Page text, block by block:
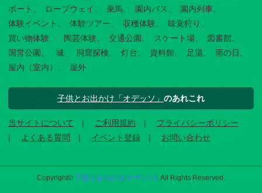
ボート
ロープウェイ 乗馬 園内バス
園内列車
体験イベント
体験ツアー 収穫体験
味覚狩り
買い物体験
陶芸体験 交通公園 スケート場
図書館
国営公園
城 洞窟探検 灯台 資料館 足湯
雨の日
屋内（室内）
屋外
子供とお出かけ「オデッソ」 のあれこれ
当サイトについて ご利用規約
プライバシーポリシー
よくある質問
イベント登録 お問い合わせ
Copyright© 子供とお出かけ[オデッソ] . All Rights Reserved.